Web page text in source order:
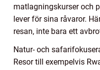
matlagningskurser och
lever för sina råvaror.
resan, inte bara ett
Natur- och
Resor till exempelvis